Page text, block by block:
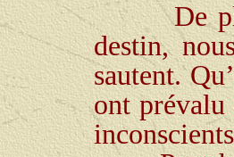
De
destin,
sautent.
ont prévalu